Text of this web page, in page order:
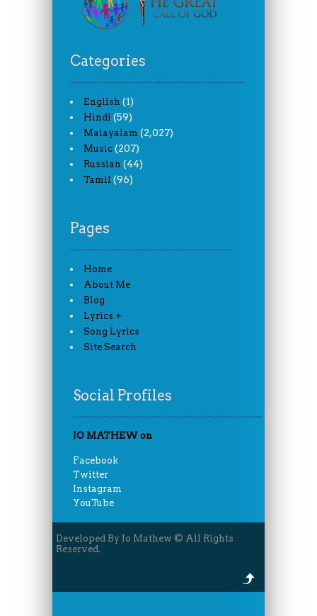
Categories
English (1)
Hindi (59)
Malayalam (2,027)
Music (207)
Russian (44)
Tamil (96)
Pages
Home
About Me
Blog
Lyrics +
Song Lyrics
Site Search
Social Profiles
JO MATHEW on
Facebook
Twitter
Instagram
YouTube
Developed By Jo Mathew © All Rights
Reserved.